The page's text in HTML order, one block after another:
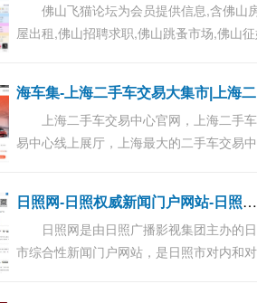
佛山飞猫论坛为会员提供信息,含佛山
屋出租,佛山招聘求职,佛山跳蚤市场,佛山
上海二手车交易中心官网，上海二手
易中心线上展厅，上海最大的二手车交易中
记、车...
日
照网-日照权威新闻门户网站-日照新闻-日照视听第一网
日照网是由日照广播影视集团主办的
市综合性新闻门户网站，是日照市对内和